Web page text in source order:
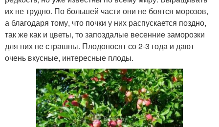
их не трудно. По большей части они не боятся морозов,
а благодаря тому, что почки у них распускается поздно,
так же как и цветы, то запоздалые весенние заморозки
для них не страшны. Плодоносят со 2-3 года и дают
очень вкусные, интересные плоды.